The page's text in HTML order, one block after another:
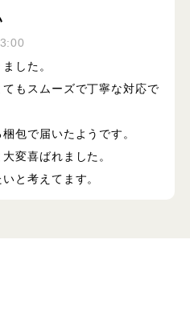
した。
もスムーズで丁寧な対応で
包で届いたようです。
変喜ばれました。
と考えてます。